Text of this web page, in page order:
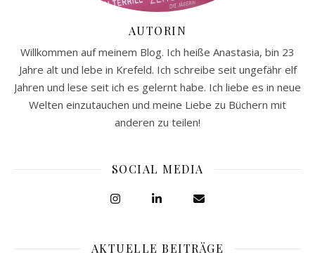
AUTORIN
Willkommen auf meinem Blog. Ich heiße Anastasia, bin 23
Jahre alt und lebe in Krefeld. Ich schreibe seit ungefähr elf
Jahren und lese seit ich es gelernt habe. Ich liebe es in neue
Welten einzutauchen und meine Liebe zu Büchern mit
anderen zu teilen!
SOCIAL MEDIA
AKTUELLE BEITRÄGE